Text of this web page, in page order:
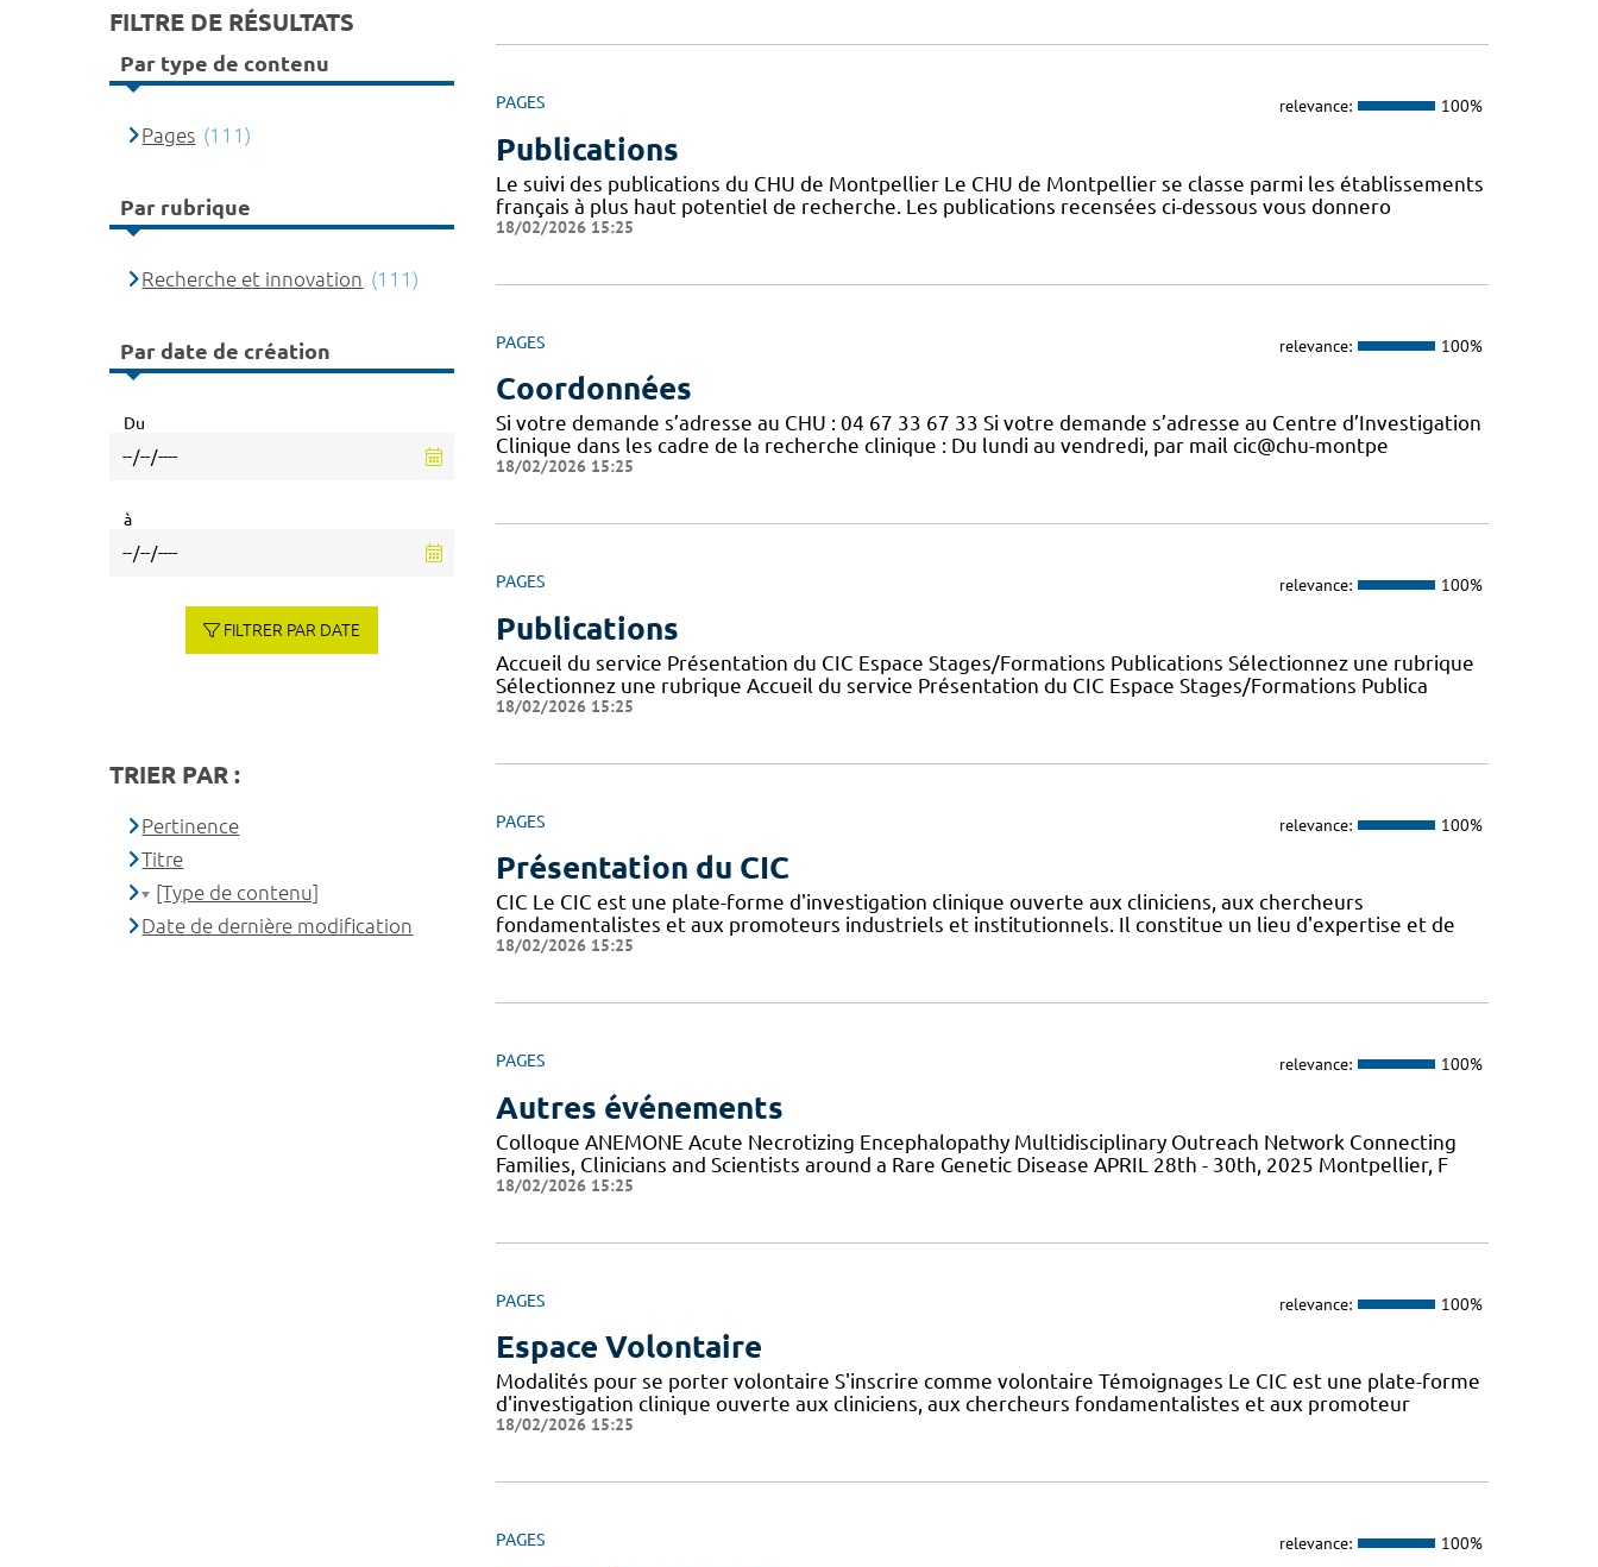
PAGES relevance: 100%
Publications
Le suivi des publications du CHU de Montpellier Le CHU de Montpellier se classe parmi les établissements
français à plus haut potentiel de recherche. Les publications recensées ci-dessous vous donnero
18/02/2026 15:25
PAGES relevance: 100%
Coordonnées
Si votre demande s’adresse au CHU : 04 67 33 67 33 Si votre demande s’adresse au Centre d’Investigation
Clinique dans les cadre de la recherche clinique : Du lundi au vendredi, par mail cic@chu-montpe
18/02/2026 15:25
PAGES relevance: 100%
Publications
Accueil du service Présentation du CIC Espace Stages/Formations Publications Sélectionnez une rubrique
Sélectionnez une rubrique Accueil du service Présentation du CIC Espace Stages/Formations Publica
18/02/2026 15:25
PAGES relevance: 100%
Présentation du CIC
CIC Le CIC est une plate-forme d'investigation clinique ouverte aux cliniciens, aux chercheurs
fondamentalistes et aux promoteurs industriels et institutionnels. Il constitue un lieu d'expertise et de
18/02/2026 15:25
PAGES relevance: 100%
Autres événements
Colloque ANEMONE Acute Necrotizing Encephalopathy Multidisciplinary Outreach Network Connecting
Families, Clinicians and Scientists around a Rare Genetic Disease APRIL 28th - 30th, 2025 Montpellier, F
18/02/2026 15:25
PAGES relevance: 100%
Espace Volontaire
Modalités pour se porter volontaire S'inscrire comme volontaire Témoignages Le CIC est une plate-forme
d'investigation clinique ouverte aux cliniciens, aux chercheurs fondamentalistes et aux promoteur
18/02/2026 15:25
PAGES relevance: 100%
FILTRE DE RÉSULTATS
Par type de contenu
Pages (111)
Par rubrique
Recherche et innovation (111)
Par date de création
Du
à
FILTRER PAR DATE
TRIER PAR :
Pertinence
Titre
[Type de contenu]
Date de dernière modification